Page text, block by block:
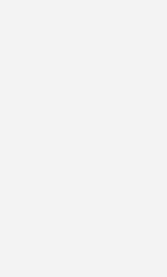
und für
März 2021
saison- und
Zahl der
% auf 12 562